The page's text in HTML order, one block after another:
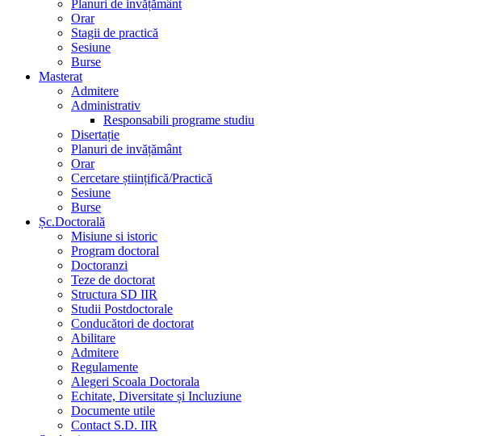
Planuri de invățământ
Orar
Stagii de practică
Sesiune
Burse
Masterat
Admitere
Administrativ
Responsabili programe studiu
Disertație
Planuri de invățământ
Orar
Cercetare științifică/Practică
Sesiune
Burse
Șc.Doctorală
Misiune si istoric
Program doctoral
Doctoranzi
Teze de doctorat
Structura SD IIR
Studii Postdoctorale
Conducători de doctorat
Abilitare
Admitere
Regulamente
Alegeri Scoala Doctorala
Echitate, Diversitate și Incluziune
Documente utile
Contact S.D. IIR